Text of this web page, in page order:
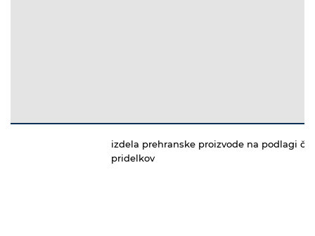
izdela prehranske proizvode na podlagi
pridelkov